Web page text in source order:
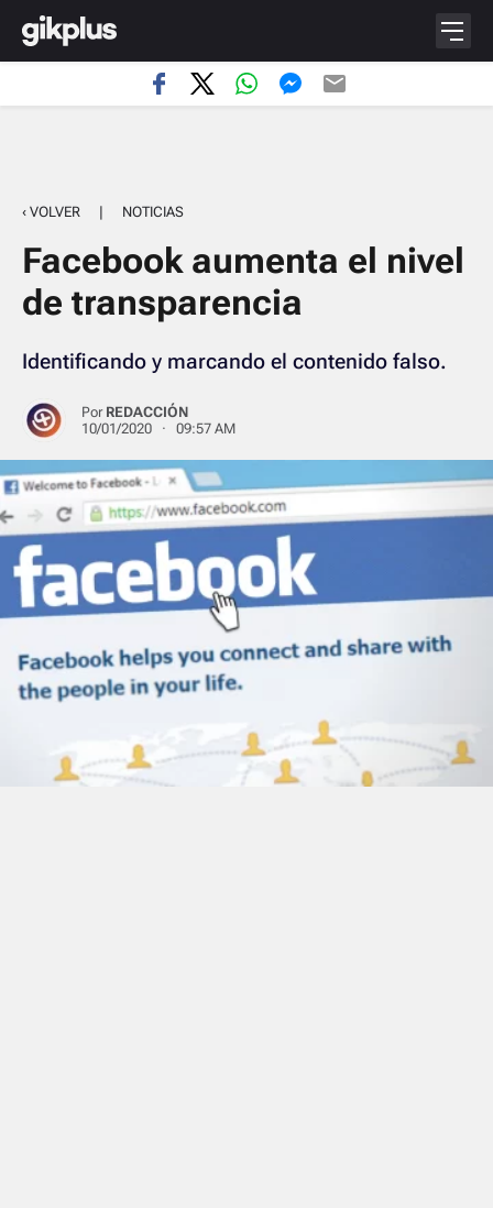
‹ VOLVER | NOTICIAS
Facebook aumenta el nivel
de transparencia
Identificando y marcando el contenido falso.
Por REDACCIÓN
10/01/2020 · 09:57 AM